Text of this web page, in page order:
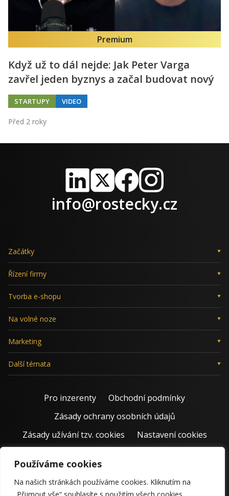
Používáme cookies
Na našich stránkách používáme cookies. Kliknutím na
Premium
Když už to dál nejde: Jak Peter Varga
zavřel jeden byznys a začal budovat nový
STARTUPY VIDEO
Před 2 roky
LinkedIn
X FacebookInstagram
info@rostecky.cz
Začátky
Řízení firmy
Tvorba e-shopu
Na volné noze
Marketing
Další témata
Pro inzerenty
Obchodní podmínky
Zásady ochrany osobních údajů
Zásady užívání tzv. cookies
Nastavení cookies